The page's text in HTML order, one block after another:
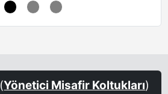
(Yönetici Misafir Koltukları)